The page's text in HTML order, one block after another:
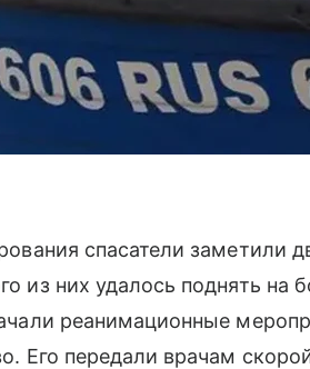
спасатели заметили
из них удалось поднять на
реанимационные
Его передали врачам